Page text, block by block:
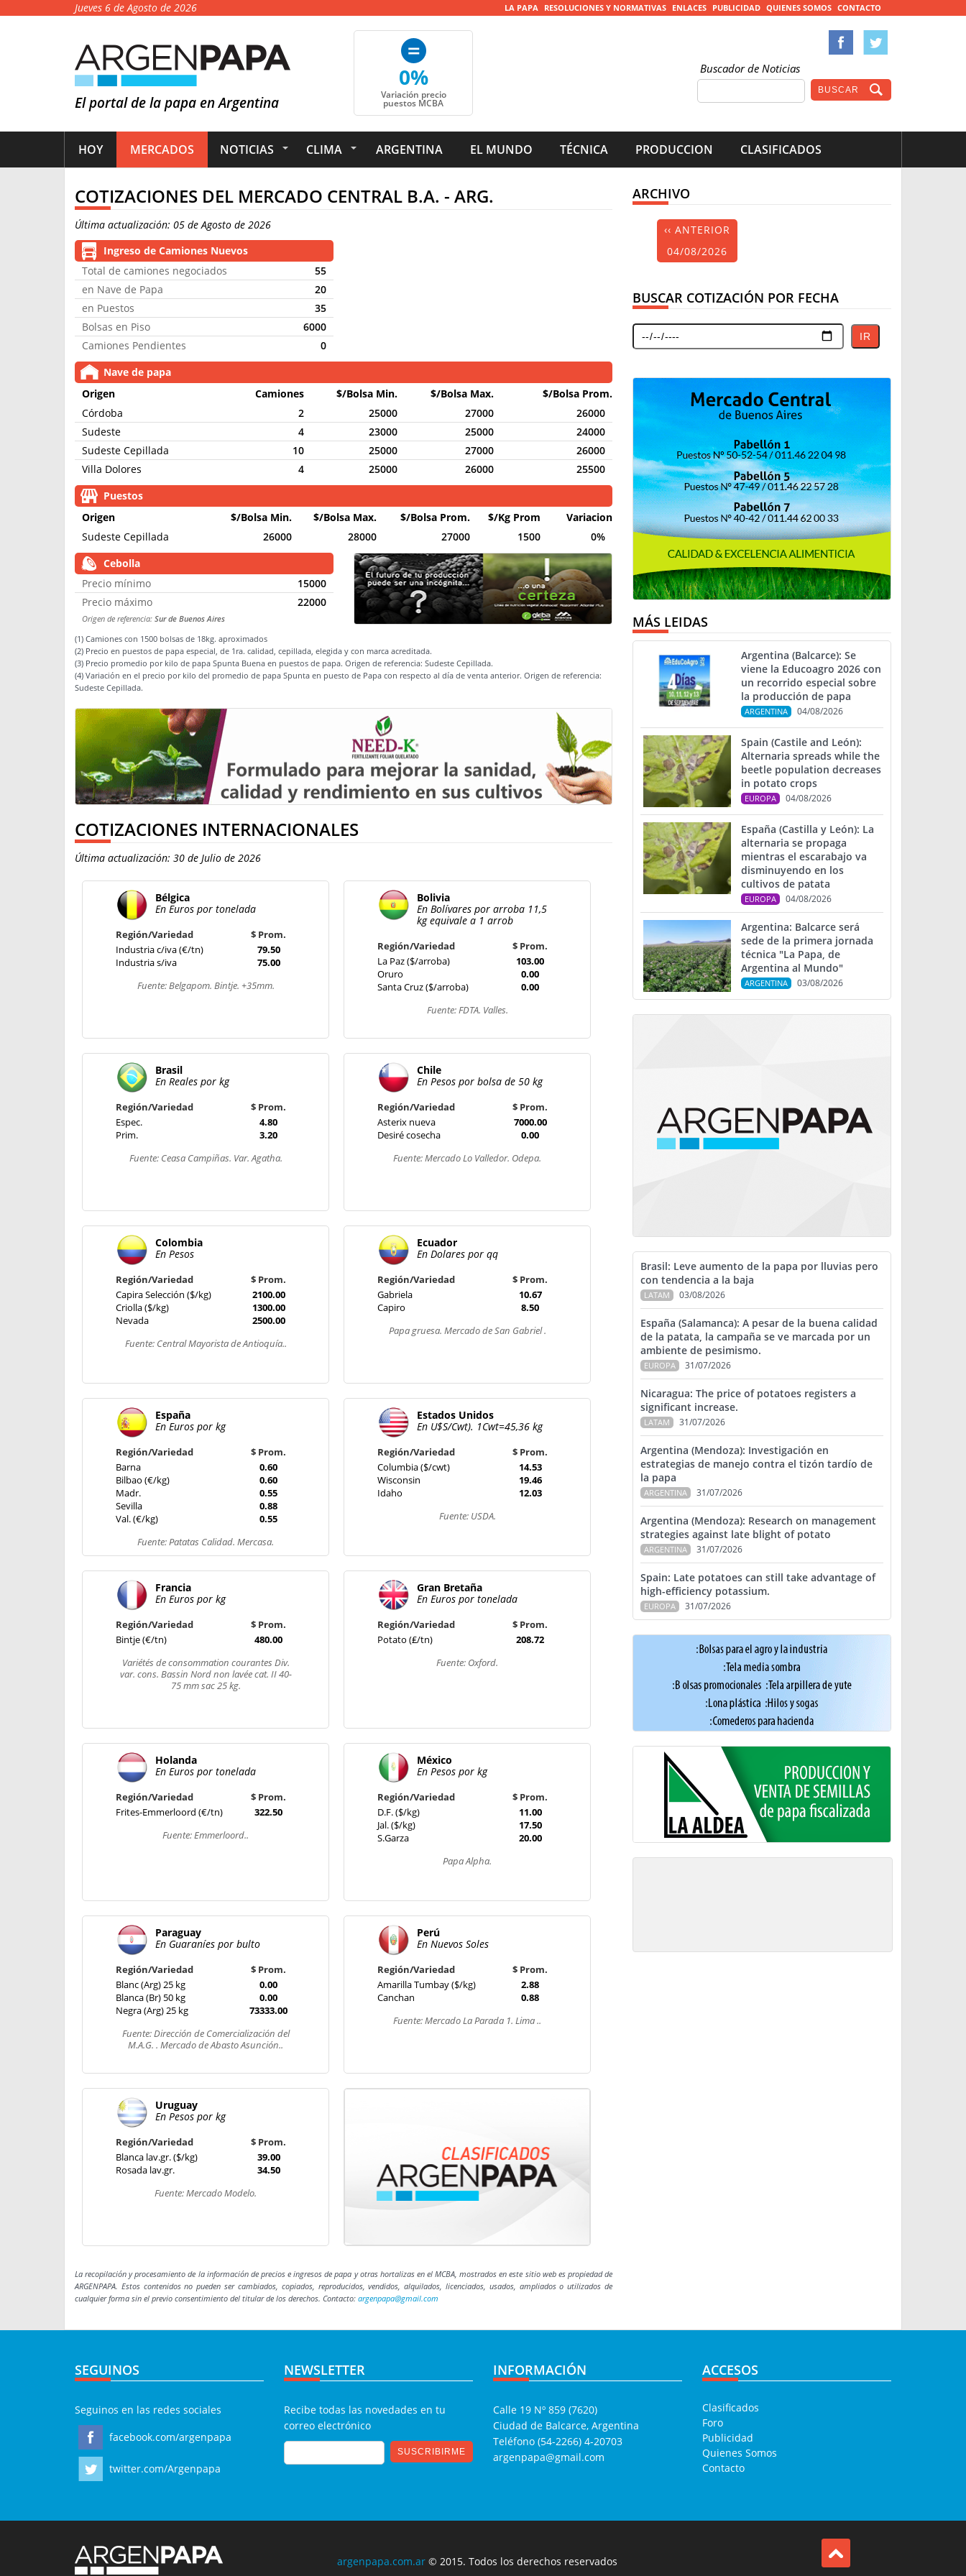
Jueves 6 de Agosto de 2026 LA PAPA RESOLUCIONES Y NORMATIVAS ENLACES PUBLICIDAD QUIENES SOMOS CONTACTO
El portal de la papa en Argentina
0%
Variación precio
puestos MCBA
Buscador de Noticias
HOY MERCADOS NOTICIAS CLIMA ARGENTINA EL MUNDO TÉCNICA PRODUCCION CLASIFICADOS
COTIZACIONES DEL MERCADO CENTRAL B.A. - ARG.
Última actualización: 05 de Agosto de 2026
Ingreso de Camiones Nuevos
Total de camiones negociados
55
en Nave de Papa
20
en Puestos
35
Bolsas en Piso
6000
Camiones Pendientes
0
Nave de papa
Origen
Camiones $/Bolsa Min. $/Bolsa Max. $/Bolsa Prom.
Córdoba
2 25000 27000
26000
Sudeste
4 23000 25000
24000
Sudeste Cepillada
10 25000 27000
26000
Villa Dolores
4 25000 26000
25500
Puestos
Origen
$/Bolsa Min. $/Bolsa Max. $/Bolsa Prom. $/Kg Prom Variacion
Sudeste Cepillada
26000 28000 27000 1500
0%
Cebolla
Precio mínimo
15000
Precio máximo
22000
Origen de referencia: Sur de Buenos Aires
(1) Camiones con 1500 bolsas de 18kg. aproximados
(2) Precio en puestos de papa especial, de 1ra. calidad, cepillada, elegida y con marca acreditada.
(3) Precio promedio por kilo de papa Spunta Buena en puestos de papa. Origen de referencia: Sudeste Cepillada.
(4) Variación en el precio por kilo del promedio de papa Spunta en puesto de Papa con respecto al día de venta anterior. Origen de referencia:
Sudeste Cepillada.
COTIZACIONES INTERNACIONALES
Última actualización: 30 de Julio de 2026
Bélgica
En Euros por tonelada
Región/Variedad
$ Prom.
Industria c/iva (€/tn)
79.50
Industria s/iva
75.00
Fuente: Belgapom. Bintje. +35mm.
Bolivia
En Bolívares por arroba 11,5
kg equivale a 1 arrob
Región/Variedad
$ Prom.
La Paz ($/arroba)
103.00
Oruro
0.00
Santa Cruz ($/arroba)
0.00
Fuente: FDTA. Valles.
Brasil
En Reales por kg
Región/Variedad
$ Prom.
Espec.
4.80
Prim.
3.20
Fuente: Ceasa Campiñas. Var. Agatha.
Chile
En Pesos por bolsa de 50 kg
Región/Variedad
$ Prom.
Asterix nueva
7000.00
Desiré cosecha
0.00
Fuente: Mercado Lo Valledor. Odepa.
Colombia
En Pesos
Región/Variedad
$ Prom.
Capira Selección ($/kg)
2100.00
Criolla ($/kg)
1300.00
Nevada
2500.00
Fuente: Central Mayorista de Antioquía..
Ecuador
En Dolares por qq
Región/Variedad
$ Prom.
Gabriela
10.67
Capiro
8.50
Papa gruesa. Mercado de San Gabriel .
España
En Euros por kg
Región/Variedad
$ Prom.
Barna
0.60
Bilbao (€/kg)
0.60
Madr.
0.55
Sevilla
0.88
Val. (€/kg)
0.55
Fuente: Patatas Calidad. Mercasa.
Estados Unidos
En U$S/Cwt). 1Cwt=45,36 kg
Región/Variedad
$ Prom.
Columbia ($/cwt)
14.53
Wisconsin
19.46
Idaho
12.03
Fuente: USDA.
Francia
En Euros por kg
Región/Variedad
$ Prom.
Bintje (€/tn)
480.00
Variétés de consommation courantes Div.
var. cons. Bassin Nord non lavée cat. II 40-
75 mm sac 25 kg.
Gran Bretaña
En Euros por tonelada
Región/Variedad
$ Prom.
Potato (₤/tn)
208.72
Fuente: Oxford.
Holanda
En Euros por tonelada
Región/Variedad
$ Prom.
Frites-Emmerloord (€/tn)
322.50
Fuente: Emmerloord..
México
En Pesos por kg
Región/Variedad
$ Prom.
D.F. ($/kg)
11.00
Jal. ($/kg)
17.50
S.Garza
20.00
Papa Alpha.
Paraguay
En Guaraníes por bulto
Región/Variedad
$ Prom.
Blanc (Arg) 25 kg
0.00
Blanca (Br) 50 kg
0.00
Negra (Arg) 25 kg
73333.00
Fuente: Dirección de Comercialización del
M.A.G. . Mercado de Abasto Asunción..
Perú
En Nuevos Soles
Región/Variedad
$ Prom.
Amarilla Tumbay ($/kg)
2.88
Canchan
0.88
Fuente: Mercado La Parada 1. Lima ..
Uruguay
En Pesos por kg
Región/Variedad
$ Prom.
Blanca lav.gr. ($/kg)
39.00
Rosada lav.gr.
34.50
Fuente: Mercado Modelo.
La recopilación y procesamiento de la información de precios e ingresos de papa y otras hortalizas en el MCBA, mostrados en este sitio web es propiedad de
ARGENPAPA. Estos contenidos no pueden ser cambiados, copiados, reproducidos, vendidos, alquilados, licenciados, usados, ampliados o utilizados de
cualquier forma sin el previo consentimiento del titular de los derechos. Contacto: argenpapa@gmail.com
ARCHIVO
‹‹ ANTERIOR
04/08/2026
BUSCAR COTIZACIÓN POR FECHA
IR
MÁS LEIDAS
Argentina (Balcarce): Se
viene la Educoagro 2026 con
un recorrido especial sobre
la producción de papa
ARGENTINA 04/08/2026
Spain (Castile and León):
Alternaria spreads while the
beetle population decreases
in potato crops
EUROPA 04/08/2026
España (Castilla y León): La
alternaria se propaga
mientras el escarabajo va
disminuyendo en los
cultivos de patata
EUROPA 04/08/2026
Argentina: Balcarce será
sede de la primera jornada
técnica "La Papa, de
Argentina al Mundo"
ARGENTINA 03/08/2026
Brasil: Leve aumento de la papa por lluvias pero
con tendencia a la baja
LATAM 03/08/2026
España (Salamanca): A pesar de la buena calidad
de la patata, la campaña se ve marcada por un
ambiente de pesimismo.
EUROPA 31/07/2026
Nicaragua: The price of potatoes registers a
significant increase.
LATAM 31/07/2026
Argentina (Mendoza): Investigación en
estrategias de manejo contra el tizón tardío de
la papa
ARGENTINA 31/07/2026
Argentina (Mendoza): Research on management
strategies against late blight of potato
ARGENTINA 31/07/2026
Spain: Late potatoes can still take advantage of
high-efficiency potassium.
EUROPA 31/07/2026
SEGUINOS
Seguinos en las redes sociales
facebook.com/argenpapa
twitter.com/Argenpapa
NEWSLETTER
Recibe todas las novedades en tu
correo electrónico
INFORMACIÓN
Calle 19 Nº 859 (7620)
Ciudad de Balcarce, Argentina
Teléfono (54-2266) 4-20703
argenpapa@gmail.com
ACCESOS
Clasificados
Foro
Publicidad
Quienes Somos
Contacto
argenpapa.com.ar© 2015. Todos los derechos reservados